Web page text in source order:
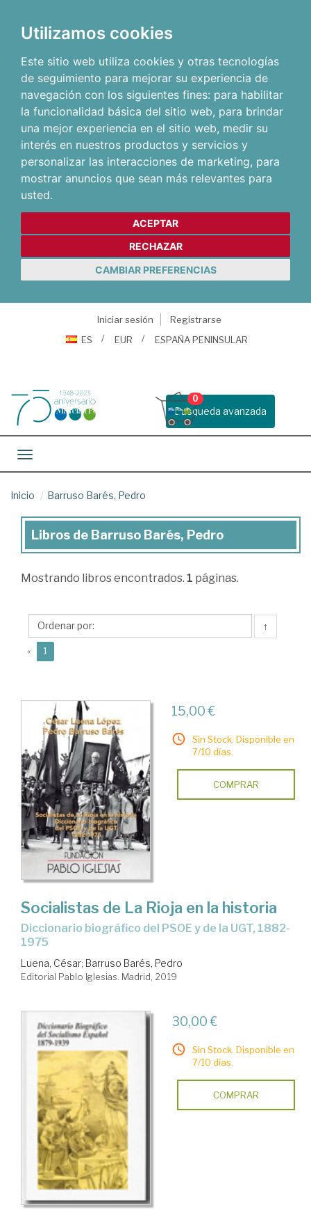
Utilizamos cookies
Este sitio web utiliza cookies y otras tecnologías
de seguimiento para mejorar su experiencia de
navegación con los siguientes fines: para habilitar
la funcionalidad básica del sitio web, para brindar
una mejor experiencia en el sitio web, medir su
interés en nuestros productos y servicios y
personalizar las interacciones de marketing, para
mostrar anuncios que sean más relevantes para
usted.
ACEPTAR
RECHAZAR
CAMBIAR PREFERENCIAS
Iniciar sesión
Registrarse
ES
EUR ESPAÑA PENINSULAR
Busqueda avanzada
0
Toggle navigation
Inicio Barruso Barés, Pedro
Libros
Barruso
Pedro
Libros de Barruso Barés, Pedro
Mostrando libros encontrados. 1 páginas.
↑
« 1
15,00 €
Sin Stock. Disponible en
7/10 días.
COMPRAR
Socialistas de La Rioja en la historia
Diccionario biográfico del PSOE y de la UGT, 1882-
1975
Luena, César; Barruso Barés, Pedro
Editorial Pablo Iglesias. Madrid, 2019
30,00 €
Sin Stock. Disponible en
7/10 días.
COMPRAR